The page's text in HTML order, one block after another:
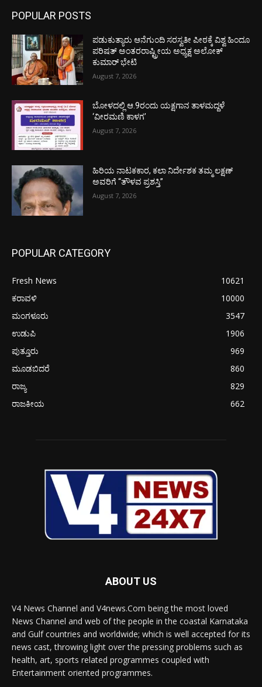
POPULAR POSTS
ಪಡುಕುತ್ಯಾರು ಆನೆಗುಂದಿ ಸರಸ್ವತೀ ಪೀಠಕ್ಕೆ ವಿಶ್ವ ಹಿಂದೂ
ಪರಿಷತ್ ಅಂತರರಾಷ್ಟ್ರೀಯ ಅಧ್ಯಕ್ಷ ಅಲೋಕ್
ಕುಮಾರ್ ಭೇಟಿ
August 7, 2026
ಬೋಳದಲ್ಲಿ ಆ.9ರಂದು ಯಕ್ಷಗಾನ ತಾಳಮದ್ದಳೆ
‘ವೀರಮಣಿ ಕಾಳಗ’
August 7, 2026
ಹಿರಿಯ ನಾಟಕಕಾರ, ಕಲಾ ನಿರ್ದೇಶಕ ತಮ್ಮ ಲಕ್ಷಣ್
ಅವರಿಗೆ “ತೌಳವ ಪ್ರಶಸ್ತಿ”
August 7, 2026
POPULAR CATEGORY
Fresh News
10621
ಕರಾವಳಿ
10000
ಮಂಗಳೂರು
3547
ಉಡುಪಿ
1906
ಪುತ್ತೂರು
969
ಮೂಡಬಿದರೆ
860
ರಾಜ್ಯ
829
ರಾಜಕೀಯ
662
ABOUT US
V4 News Channel and V4news.Com being the most loved
News Channel and web of the people in the coastal Karnataka
and Gulf countries and worldwide; which is well accepted for its
news cast, throwing light over the pressing problems such as
health, art, sports related programmes coupled with
Entertainment oriented programmes.